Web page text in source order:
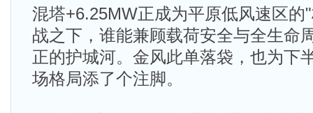
混塔+6.25MW正成为平原低风速区的
战之下，谁能兼顾载荷安全与全生命
正的护城河。金风此单落袋，也为下
场格局添了个注脚。